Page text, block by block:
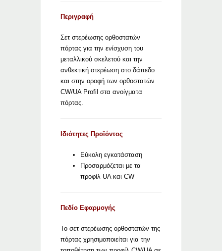
Περιγραφή
Σετ στερέωσης ορθοστατών
πόρτας για την ενίσχυση του
μεταλλικού σκελετού και την
ανθεκτική στερέωση στο δάπεδο
και στην οροφή των ορθοστατών
CW/UA Profil στα ανοίγματα
πόρτας.
Ιδιότητες Προϊόντος
Εύκολη εγκατάσταση
Προσαρμόζεται με τα
προφίλ UA και CW
Πεδίο Εφαρμογής
Το σετ στερέωσης ορθοστατών της
πόρτας χρησιμοποιείται για την